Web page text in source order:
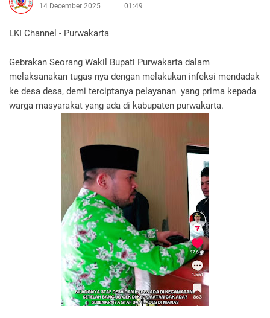
14 December 2025
01:49
LKI Channel - Purwakarta
Gebrakan Seorang Wakil Bupati Purwakarta dalam
melaksanakan tugas nya dengan melakukan infeksi mendadak
ke desa desa, demi terciptanya pelayanan yang prima kepada
warga masyarakat yang ada di kabupaten purwakarta.